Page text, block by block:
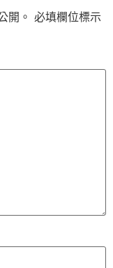
開。 必填欄位標示